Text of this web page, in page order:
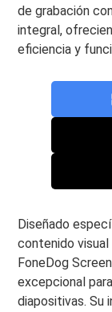
de grabación
integral,
eficiencia y
Diseñado
contenido
FoneDog
excepcional
diapositivas. Su